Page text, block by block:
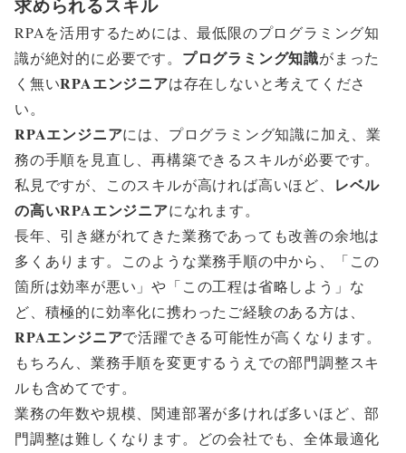
求められるスキル
RPAを活用するためには、最低限のプログラミング知
識が絶対的に必要です。 プログラミング知識がまった
く無いRPAエンジニアは存在しないと考えてくださ
い。
RPAエンジニアには、プログラミング知識に加え、業
務の手順を見直し、再構築できるスキルが必要です。
私見ですが、このスキルが高ければ高いほど、
レベル
の高いRPAエンジニアになれます。
長年、引き継がれてきた業務であっても改善の余地は
多くあります。このような業務手順の中から、「この
箇所は効率が悪い」や「この工程は省略しよう」な
ど、積極的に効率化に携わったご経験のある方は、
RPAエンジニアで活躍できる可能性が高くなります。
もちろん、業務手順を変更するうえでの部門調整スキ
ルも含めてです。
業務の年数や規模、関連部署が多ければ多いほど、部
門調整は難しくなります。どの会社でも、全体最適化